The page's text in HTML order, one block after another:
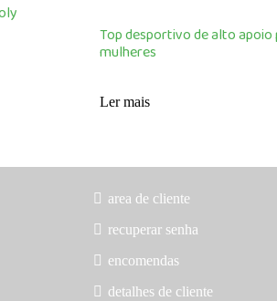
Top desportivo de alto apoio
mulheres
Ler mais
area de cliente
recuperar senha
encomendas
detalhes de cliente